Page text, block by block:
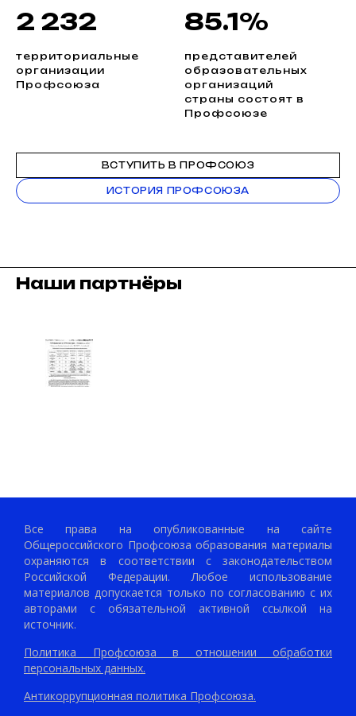
2 232
территориальные
организации
Профсоюза
85.1%
представителей
образовательных
организаций
страны состоят в
Профсоюзе
ВСТУПИТЬ В ПРОФСОЮЗ
ИСТОРИЯ ПРОФСОЮЗА
Наши партнёры
Все права на опубликованные на сайте
Общероссийского Профсоюза образования материалы
охраняются в соответствии с законодательством
Российской Федерации. Любое использование
материалов допускается только по согласованию с их
авторами с обязательной активной ссылкой на
источник.
Политика Профсоюза в отношении обработки
персональных данных.
Антикоррупционная политика Профсоюза.